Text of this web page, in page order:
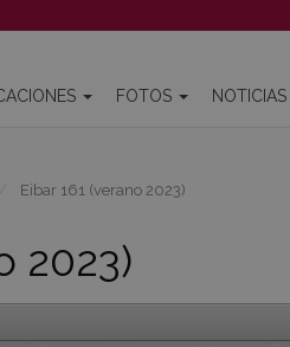
FOTOS NOTICIAS
Eibar 161 (verano 2023)
2023)